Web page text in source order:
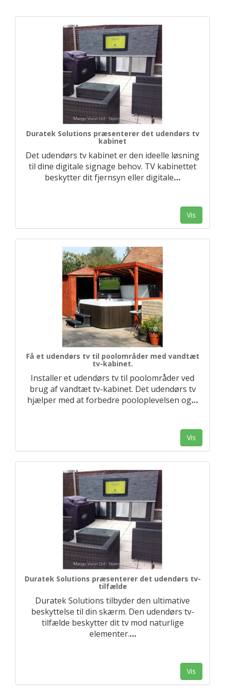
Duratek Solutions præsenterer det udendørs tv
kabinet
Det udendørs tv kabinet er den ideelle løsning
til dine digitale signage behov. TV kabinettet
beskytter dit fjernsyn eller digitale…
Vis
Få et udendørs tv til poolområder med vandtæt
tv-kabinet.
Installer et udendørs tv til poolområder ved
brug af vandtæt tv-kabinet. Det udendørs tv
hjælper med at forbedre pooloplevelsen og…
Vis
Duratek Solutions præsenterer det udendørs tv-
tilfælde
Duratek Solutions tilbyder den ultimative
beskyttelse til din skærm. Den udendørs tv-
tilfælde beskytter dit tv mod naturlige
elementer.…
Vis